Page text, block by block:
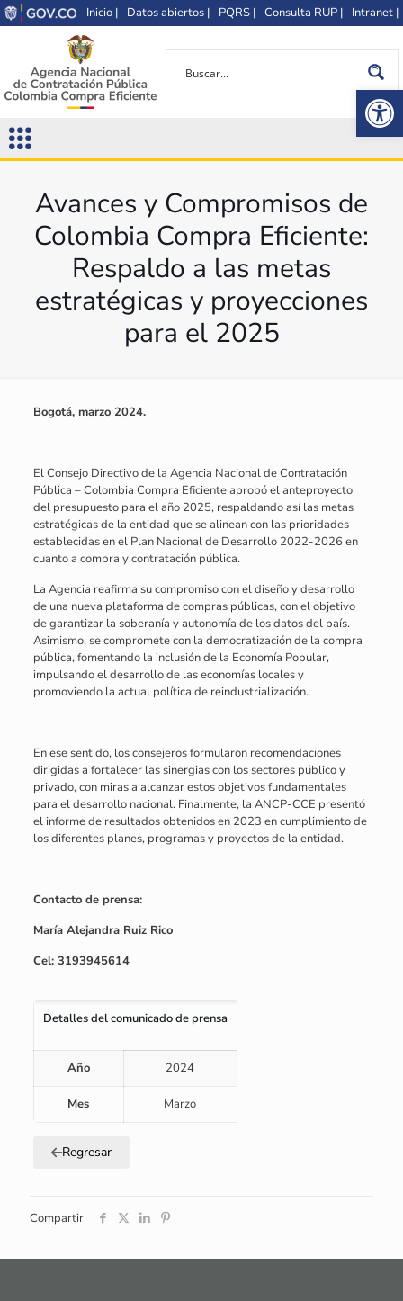
Inicio | Datos abiertos | PQRS | Consulta RUP | Intranet |
Avances y Compromisos de
Colombia Compra Eficiente:
Respaldo a las metas
estratégicas y proyecciones
para el 2025
Bogotá, marzo 2024.
El Consejo Directivo de la Agencia Nacional de Contratación
Pública – Colombia Compra Eficiente aprobó el anteproyecto
del presupuesto para el año 2025, respaldando así las metas
estratégicas de la entidad que se alinean con las prioridades
establecidas en el Plan Nacional de Desarrollo 2022-2026 en
cuanto a compra y contratación pública.
La Agencia reafirma su compromiso con el diseño y desarrollo
de una nueva plataforma de compras públicas, con el objetivo
de garantizar la soberanía y autonomía de los datos del país.
Asimismo, se compromete con la democratización de la compra
pública, fomentando la inclusión de la Economía Popular,
impulsando el desarrollo de las economías locales y
promoviendo la actual política de reindustrialización.
En ese sentido, los consejeros formularon recomendaciones
dirigidas a fortalecer las sinergias con los sectores público y
privado, con miras a alcanzar estos objetivos fundamentales
para el desarrollo nacional. Finalmente, la ANCP-CCE presentó
el informe de resultados obtenidos en 2023 en cumplimiento de
los diferentes planes, programas y proyectos de la entidad.
Contacto de prensa:
María Alejandra Ruiz Rico
Cel: 3193945614
Detalles del comunicado de prensa
Año 2024
Mes Marzo
Regresar
Compartir